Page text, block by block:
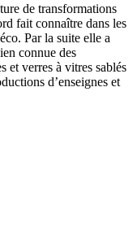
de transformations
fait connaître dans les
Par la suite elle a
connue des
et verres à vitres sablés
d’enseignes et